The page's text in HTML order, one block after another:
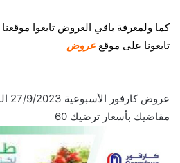
كما ولمعرفة باقي العروض تابعوا موقعنا
تابعونا على موقع عروض
مقاضيك بأسعار ترضيك 60